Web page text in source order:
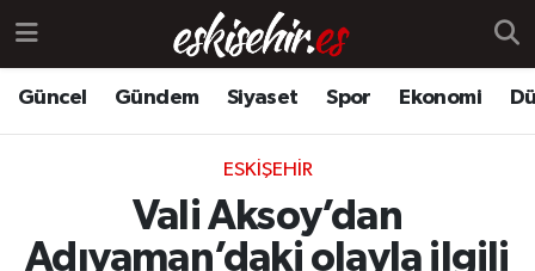
Güncel Gündem Siyaset Spor Ekonomi
ESKIŞEHIR
Vali Aksoy’dan
Adıyaman’daki olayla ilgili